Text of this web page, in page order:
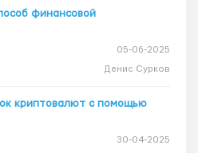
финансовой
05-06-2025
Денис Сурков
криптовалют с помощью
30-04-2025